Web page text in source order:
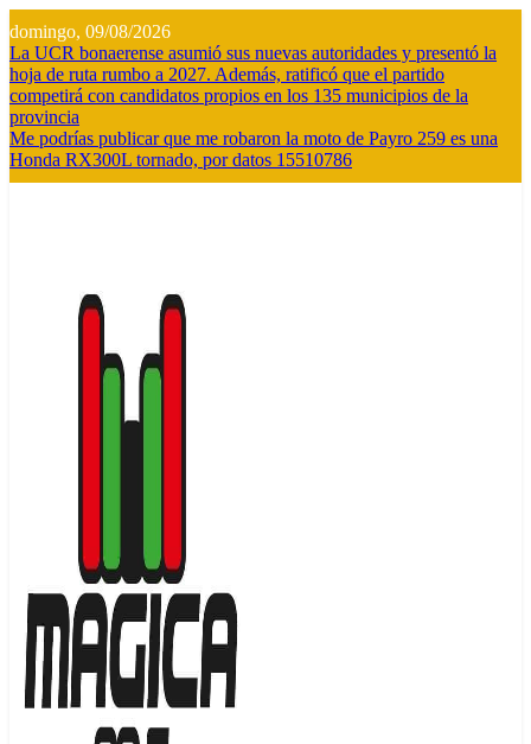
al
contenido
domingo, 09/08/2026
La UCR bonaerense asumió sus nuevas autoridades y presentó la
hoja de ruta rumbo a 2027. Además, ratificó que el partido
competirá con candidatos propios en los 135 municipios de la
provincia
Me podrías publicar que me robaron la moto de Payro 259 es una
Honda RX300L tornado, por datos 15510786